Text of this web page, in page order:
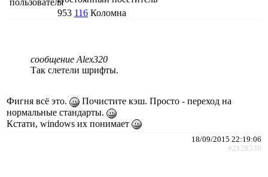
953 116 Коломна
сообщение Alex320
Так слетели шрифты.
Фигня всё это.
Почистите кэш. Просто - переход на
нормальные стандарты.
Кстати, windows их понимает
18/09/2015 22:19:06
#2128530